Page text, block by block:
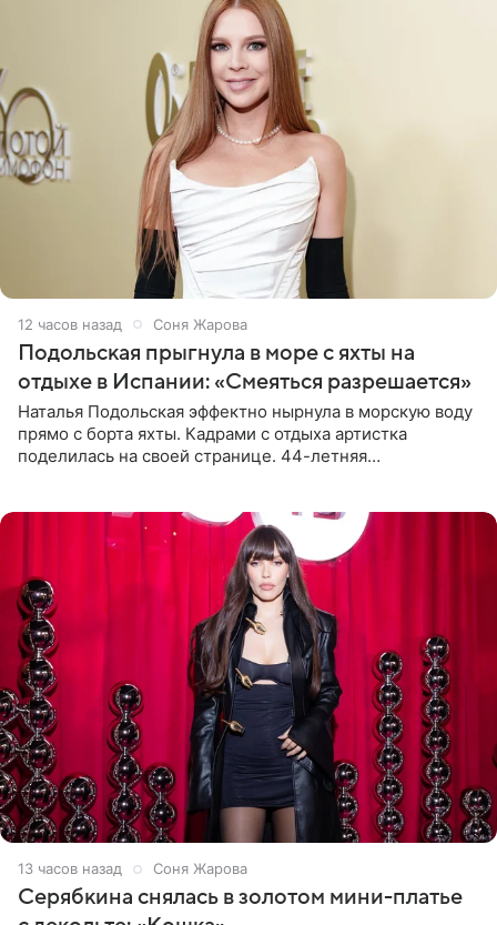
12 часов назад Соня Жарова
Подольская прыгнула в море с яхты на
отдыхе в Испании: «Смеяться разрешается»
Наталья Подольская эффектно нырнула в морскую воду
прямо с борта яхты. Кадрами с отдыха артистка
поделилась на своей странице. 44-летняя
13 часов назад Соня Жарова
Серябкина снялась в золотом мини-платье